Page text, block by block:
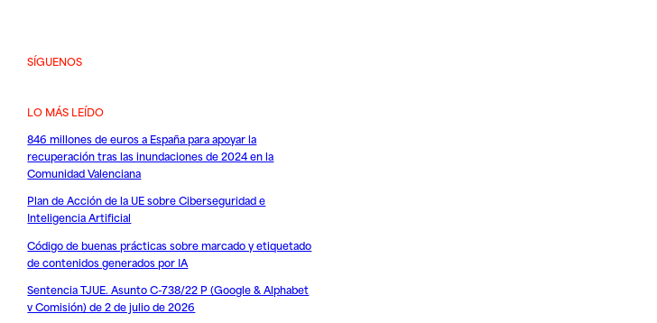
SÍGUENOS
LO MÁS LEÍDO
846 millones de euros a España para apoyar la
recuperación tras las inundaciones de 2024 en la
Comunidad Valenciana
Plan de Acción de la UE sobre Ciberseguridad e
Inteligencia Artificial
Código de buenas prácticas sobre marcado y etiquetado
de contenidos generados por IA
Sentencia TJUE. Asunto C-738/22 P (Google & Alphabet
v Comisión) de 2 de julio de 2026